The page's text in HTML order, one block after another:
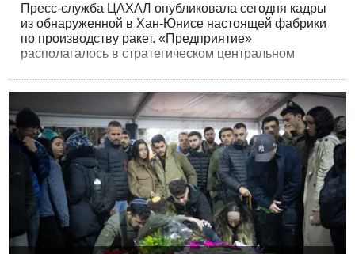
Пресс-служба ЦАХАЛ опубликовала сегодня кадры
из обнаруженной в Хан-Юнисе настоящей фабрики
по производству ракет. «Предприятие»
располагалось в стратегическом центральном
самом сердце жилого района и рядом с двумя